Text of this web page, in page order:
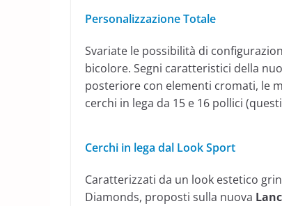
Personalizzazione Totale
Svariate le possibilità di
bicolore. Segni caratteristici della
posteriore con elementi cromati, le
cerchi in lega da 15 e 16 pollici
Cerchi in lega dal Look Sport
Caratterizzati da un look estetico
Diamonds, proposti sulla nuova